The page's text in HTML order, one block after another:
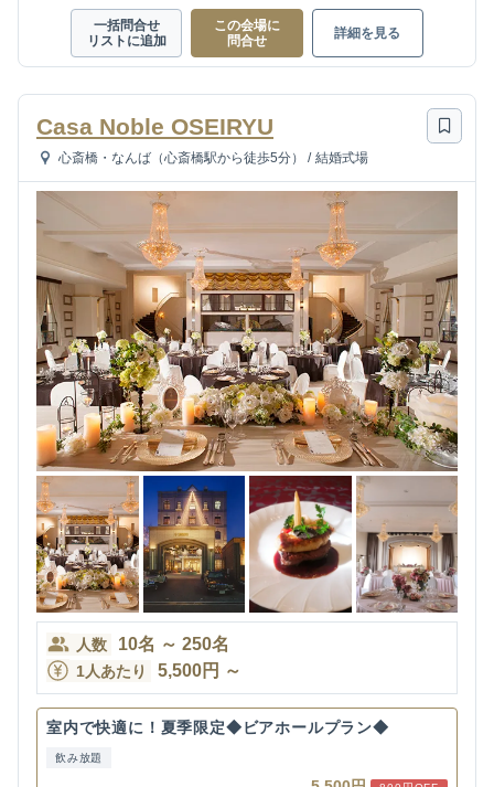
一括問合せ
リストに追加
この会場に
問合せ
詳細を見る
Casa Noble OSEIRYU
心斎橋・なんば（心斎橋駅から徒歩5分） / 結婚式場
人数 10名 ～ 250名
1人あたり 5,500円 ～
室内で快適に！夏季限定◆ビアホールプラン◆
飲み放題